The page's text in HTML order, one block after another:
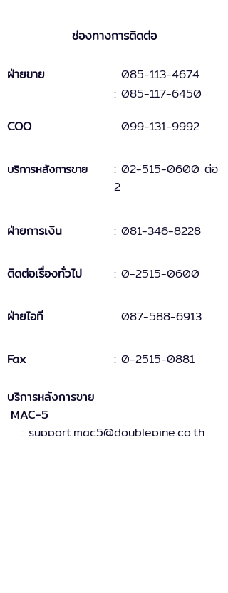
ช่องทางการติดต่อ
ฝ่ายขาย
: 085-113-4674
: 085-117-6450
COO
: 099-131-9992
บริการหลังการขาย : 02-515-0600 ต่อ
2
ฝ่ายการเงิน : 081-346-8228
ติดต่อเรื่องทั่วไป : 0-2515-0600
ฝ่ายไอที : 087-588-6913
Fax : 0-2515-0881
บริการหลังการขาย
MAC-5
: support.mac5@doublepine.co.th